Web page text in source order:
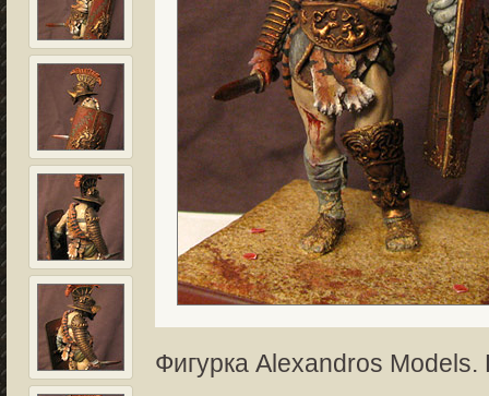
Фигурка Alexandros Models.